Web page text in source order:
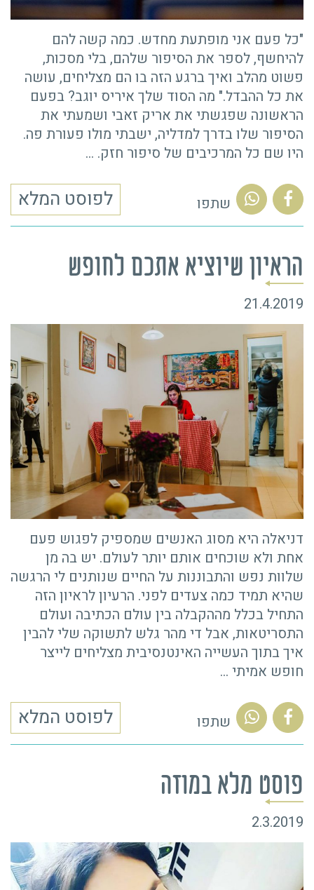
"כל פעם אני מופתעת מחדש. כמה קשה להם
להיחשף, לספר את הסיפור שלהם, בלי מסכות,
פשוט מהלב ואיך ברגע הזה בו הם מצליחים, עושה
את כל ההבדל." מה הסוד שלך איריס יוגב? בפעם
הראשונה שפגשתי את אריק זאבי ושמעתי את
הסיפור שלו בדרך למדליה, ישבתי מולו פעורת פה.
היו שם כל המרכיבים של סיפור חזק. …
לפוסט המלא שתפו
הראיון שיוציא אתכם לחופש
21.4.2019
דניאלה היא מסוג האנשים שמספיק לפגוש פעם
אחת ולא שוכחים אותם יותר לעולם. יש בה מן
שלוות נפש והתבוננות על החיים שנותנים לי הרגשה
שהיא תמיד כמה צעדים לפני. הרעיון לראיון הזה
התחיל בכלל מההקבלה בין עולם הכתיבה ועולם
התסריטאות, אבל די מהר גלש לתשוקה שלי להבין
איך בתוך העשייה האינטנסיבית מצליחים לייצר
חופש אמיתי …
לפוסט המלא שתפו
פוסט מלא במוזה
2.3.2019